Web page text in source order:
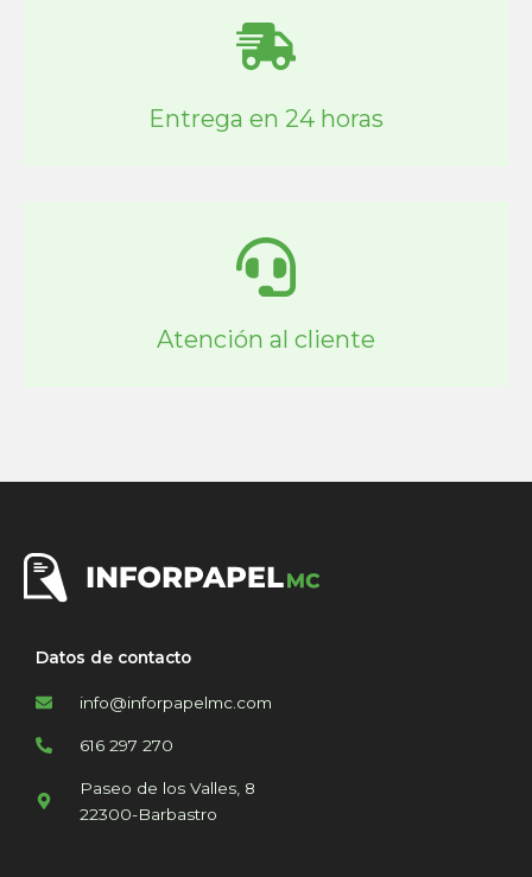
Entrega en 24 horas
Atención al cliente
Datos de contacto
info@inforpapelmc.com
616 297 270
Paseo de los Valles, 8
22300-Barbastro